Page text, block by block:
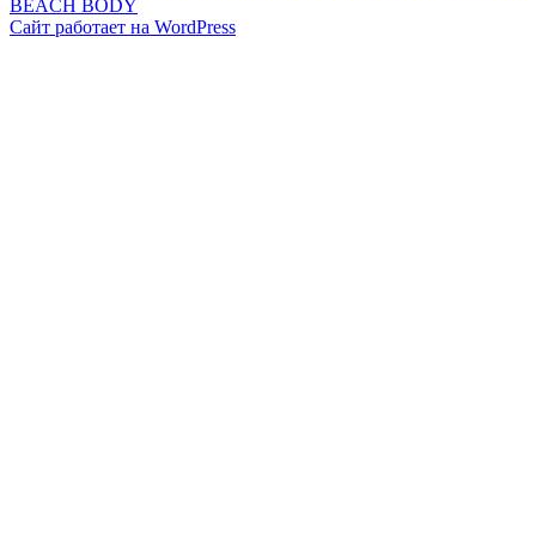
записям
запись:
BEACH BODY
Сайт работает на WordPress